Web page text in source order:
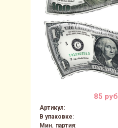
85 руб
Артикул:
В упаковке:
Мин. партия: